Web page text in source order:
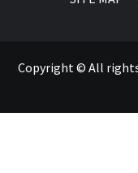
Copyright © All